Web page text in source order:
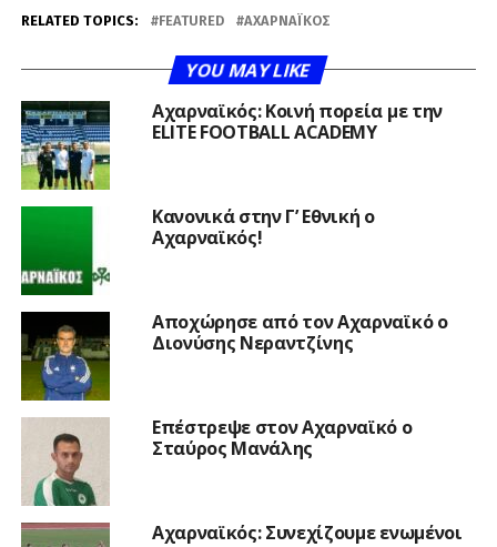
RELATED TOPICS: FEATURED ΑΧΑΡΝΑΪΚΌΣ
YOU MAY LIKE
Αχαρναϊκός: Κοινή πορεία με την
ELITE FOOTBALL ACADEMY
Κανονικά στην Γ’ Εθνική ο
Αχαρναϊκός!
Αποχώρησε από τον Αχαρναϊκό ο
Διονύσης Νεραντζίνης
Επέστρεψε στον Αχαρναϊκό ο
Σταύρος Μανάλης
Αχαρναϊκός: Συνεχίζουμε ενωμένοι